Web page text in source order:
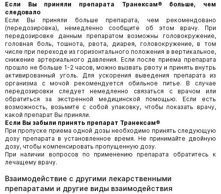
Если Вы приняли препарата Транексам® больше, чем
следовало
Если Вы приняли больше препарата, чем рекомендовано
(передозировка), немедленно сообщите об этом врачу. При
передозировке данным препаратом возможны головокружение,
головная боль, тошнота, рвота, диарея, головокружение, в том
числе при переходе из горизонтального положения в вертикальное,
снижение артериального давления. Если после приема препарата
прошло не больше 1-2 часов, можно вызвать рвоту и принять внутрь
активированный уголь. Для ускорения выведения препарата из
организма с мочой рекомендуется обильное питье. В случае
передозировки следует немедленно связаться с врачом или
обратиться за экстренной медицинской помощью. Если есть
возможность, возьмите с собой упаковку, чтобы показать врачу,
какой препарат Вы приняли.
Если Вы забыли принять препарат Транексам®
При пропуске приема одной дозы необходимо принять следующую
дозу препарата в установленное время. Не принимайте двойную
дозу, чтобы компенсировать пропущенную дозу.
При наличии вопросов по применению препарата обратитесь к
лечащему врачу.
Взаимодействие с другими лекарственными
препаратами и другие виды взаимодействия